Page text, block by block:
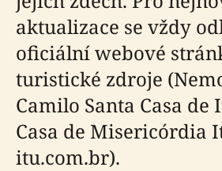
aktualizace se vždy
oficiální webové
turistické zdroje
Camilo Santa Casa de
Casa de Misericórdia
itu.com.br).